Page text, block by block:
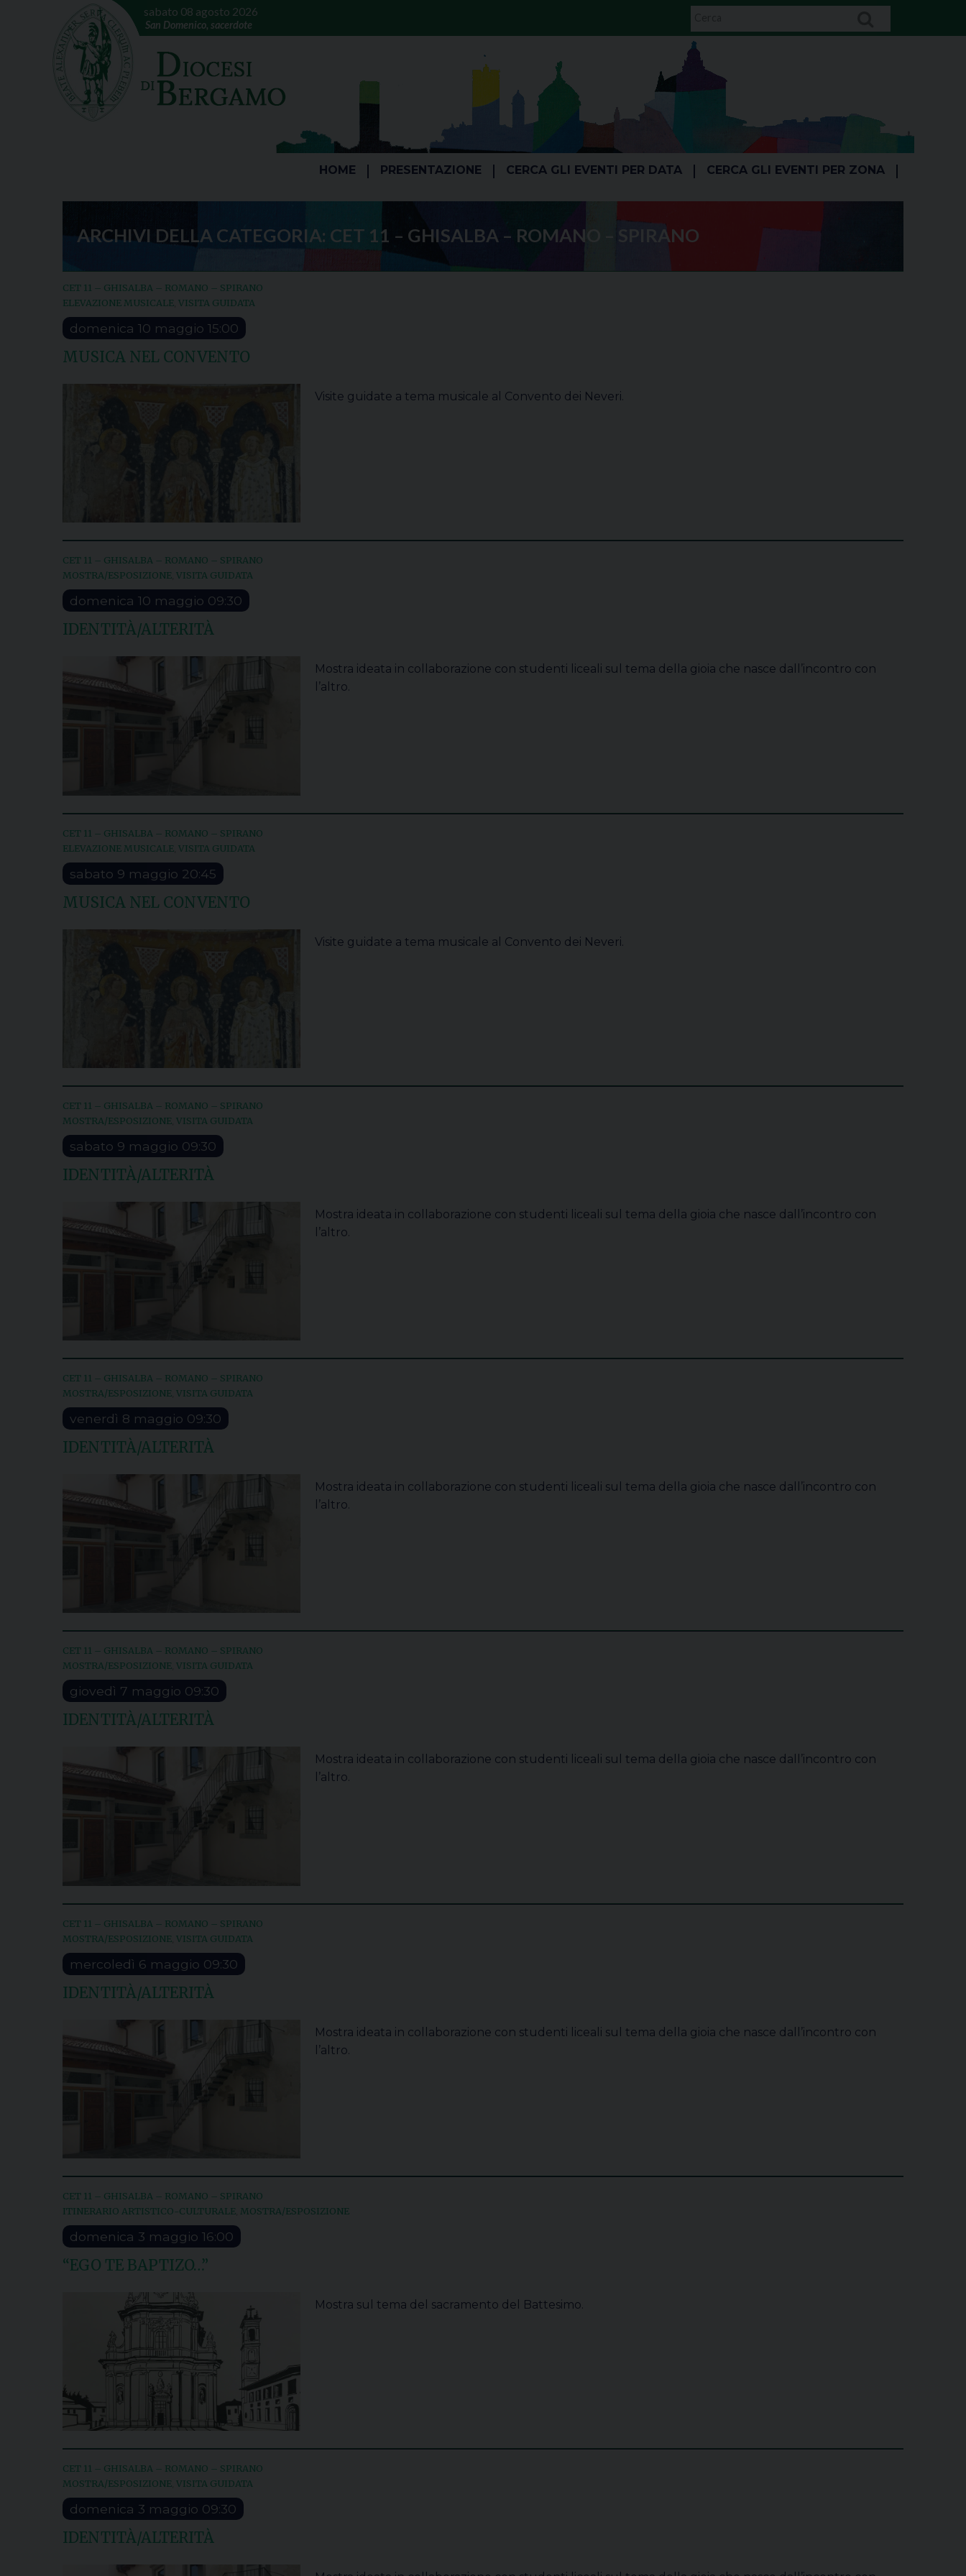
sabato 08 agosto 2026
San Domenico, sacerdote
HOME PRESENTAZIONE CERCA GLI EVENTI PER DATA CERCA GLI EVENTI PER ZONA
ARCHIVI DELLA CATEGORIA: CET 11 – GHISALBA – ROMANO – SPIRANO
CET 11 – GHISALBA – ROMANO – SPIRANO
ELEVAZIONE MUSICALE VISITA GUIDATA
domenica 10 maggio 15:00
MUSICA NEL CONVENTO
Visite guidate a tema musicale al Convento dei Neveri.
CET 11 – GHISALBA – ROMANO – SPIRANO
MOSTRA/ESPOSIZIONE VISITA GUIDATA
domenica 10 maggio 09:30
IDENTITÀ/ALTERITÀ
Mostra ideata in collaborazione con studenti liceali sul tema della gioia che nasce dall’incontro con
l’altro.
CET 11 – GHISALBA – ROMANO – SPIRANO
ELEVAZIONE MUSICALE VISITA GUIDATA
sabato 9 maggio 20:45
MUSICA NEL CONVENTO
Visite guidate a tema musicale al Convento dei Neveri.
CET 11 – GHISALBA – ROMANO – SPIRANO
MOSTRA/ESPOSIZIONE VISITA GUIDATA
sabato 9 maggio 09:30
IDENTITÀ/ALTERITÀ
Mostra ideata in collaborazione con studenti liceali sul tema della gioia che nasce dall’incontro con
l’altro.
CET 11 – GHISALBA – ROMANO – SPIRANO
MOSTRA/ESPOSIZIONE VISITA GUIDATA
venerdì 8 maggio 09:30
IDENTITÀ/ALTERITÀ
Mostra ideata in collaborazione con studenti liceali sul tema della gioia che nasce dall’incontro con
l’altro.
CET 11 – GHISALBA – ROMANO – SPIRANO
MOSTRA/ESPOSIZIONE VISITA GUIDATA
giovedì 7 maggio 09:30
IDENTITÀ/ALTERITÀ
Mostra ideata in collaborazione con studenti liceali sul tema della gioia che nasce dall’incontro con
l’altro.
CET 11 – GHISALBA – ROMANO – SPIRANO
MOSTRA/ESPOSIZIONE VISITA GUIDATA
mercoledì 6 maggio 09:30
IDENTITÀ/ALTERITÀ
Mostra ideata in collaborazione con studenti liceali sul tema della gioia che nasce dall’incontro con
l’altro.
CET 11 – GHISALBA – ROMANO – SPIRANO
ITINERARIO ARTISTICO-CULTURALE MOSTRA/ESPOSIZIONE
domenica 3 maggio 16:00
“EGO TE BAPTIZO…”
Mostra sul tema del sacramento del Battesimo.
CET 11 – GHISALBA – ROMANO – SPIRANO
MOSTRA/ESPOSIZIONE VISITA GUIDATA
domenica 3 maggio 09:30
IDENTITÀ/ALTERITÀ